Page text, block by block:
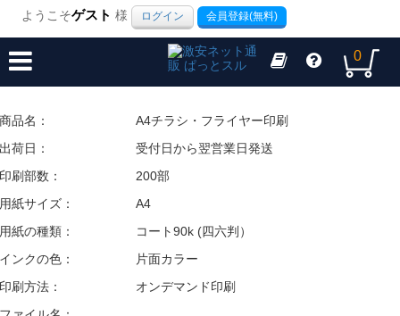
ようこそゲスト 様 ログイン 会員登録(無料)
0
品名：
A4チラシ・フライヤー印刷
荷日：
受付日から翌営業日発送
刷部数：
200部
紙サイズ：
A4
紙の種類：
コート90k (四六判）
ンクの色：
片面カラー
刷方法：
オンデマンド印刷